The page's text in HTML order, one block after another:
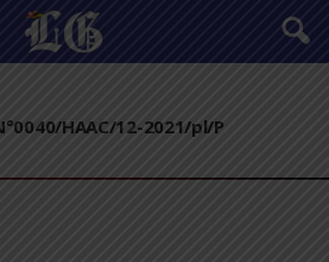
N°0040/HAAC/12-2021/pl/P